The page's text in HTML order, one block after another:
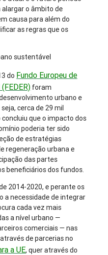
o âmbito de
causa para além do
as regras que os
sustentável
do Fundo Europeu de
foram
urbano e
cerca de 29 mil
que o impacto dos
poderia ter sido
de estratégias
regeneração urbana e
das partes
beneficiários dos fundos.
2014-2020, e perante os
a necessidade de integrar
cada vez mais
a nível urbano —
comerciais — nas
de parcerias no
a UE, quer através do